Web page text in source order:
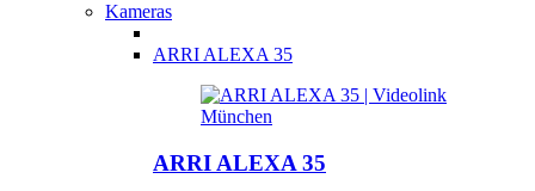
Kameras
ARRI ALEXA 35
ARRI ALEXA 35